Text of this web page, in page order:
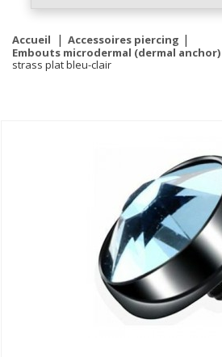
Accueil
Accessoires piercing
Embouts microdermal (dermal anchor)
strass plat bleu-clair